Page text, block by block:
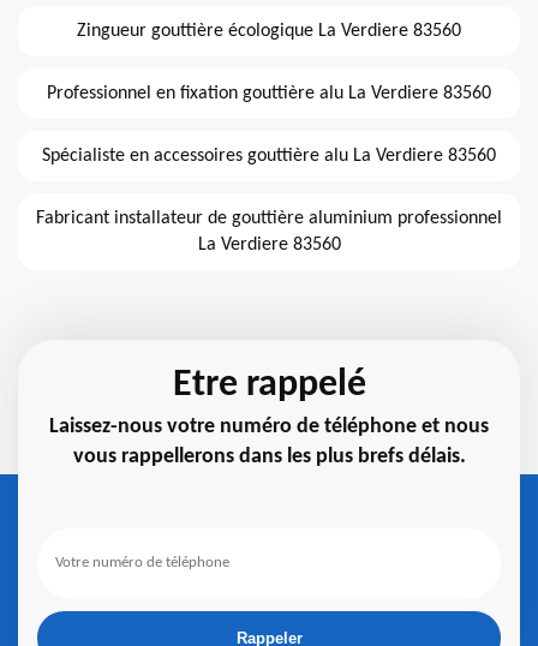
Zingueur gouttière écologique La Verdiere 83560
Professionnel en fixation gouttière alu La Verdiere 83560
Spécialiste en accessoires gouttière alu La Verdiere 83560
Fabricant installateur de gouttière aluminium professionnel
La Verdiere 83560
Etre rappelé
Laissez-nous votre numéro de téléphone et nous
vous rappellerons dans les plus brefs délais.